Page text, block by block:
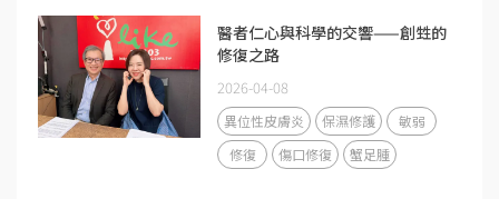
醫者仁心與科學的交響——創甡的
修復之路
2026-04-08
異位性皮膚炎 保濕修護
敏弱
修復
傷口修復 蟹足腫